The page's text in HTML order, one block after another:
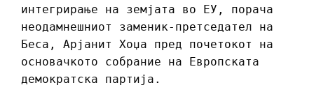
интегрирање на земјата во ЕУ, порача
неодамнешниот заменик-претседател на
Беса, Арјанит Хоџа пред почетокот на
основачкото собрание на Европската
демократска партија.